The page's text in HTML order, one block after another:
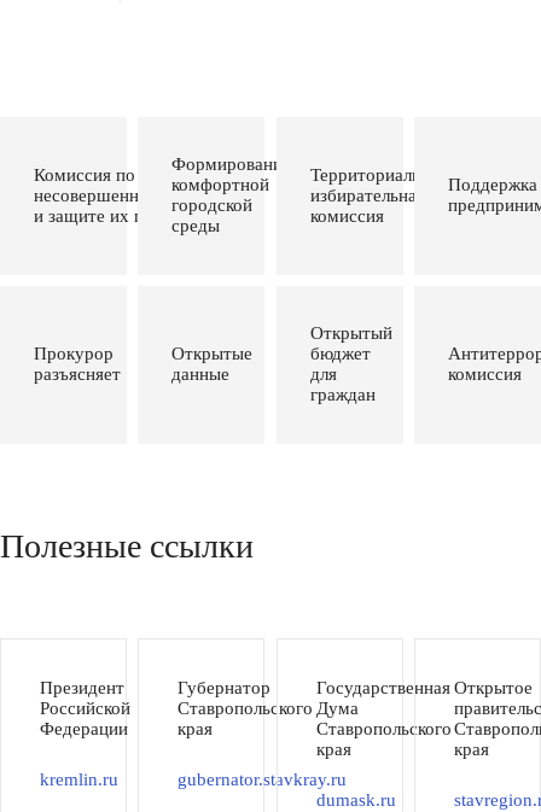
Комиссия по делам
несовершеннолетних
и защите их прав
Формирование
комфортной
городской
среды
Территориальная
избирательная
комиссия
Поддержка
Прокурор
разъясняет
Открытые
данные
Открытый
бюджет
для
граждан
комиссия
Полезные ссылки
Президент
Российской
Федерации
kremlin.ru
Губернатор
Ставропольского
края
gubernator.stavkray.ru
Государственная
Дума
Ставропольского
края
dumask.ru
Открытое
края